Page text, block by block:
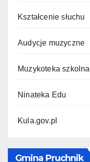
Kształcenie słuchu
Audycje muzyczne
Muzykoteka szkolna
Ninateka Edu
Kula.gov.pl
Gmina Pruchnik